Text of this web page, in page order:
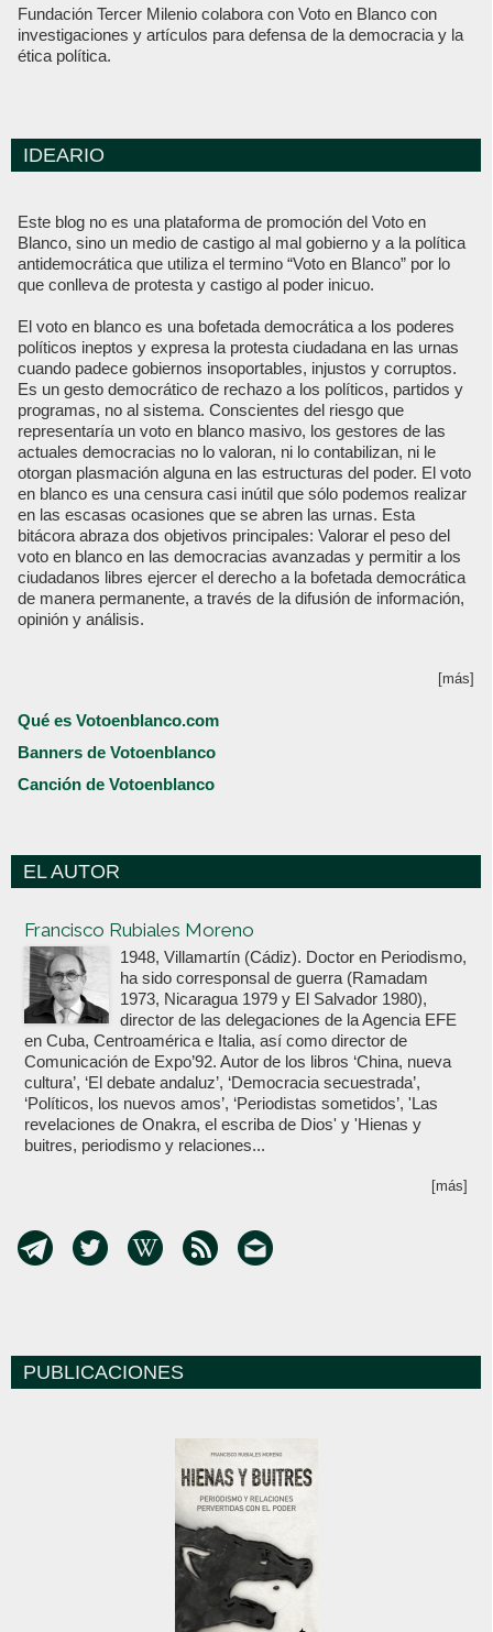
Fundación Tercer Milenio colabora con Voto en Blanco con
investigaciones y artículos para defensa de la democracia y la
ética política.
IDEARIO
Este blog no es una plataforma de promoción del Voto en
Blanco, sino un medio de castigo al mal gobierno y a la política
antidemocrática que utiliza el termino “Voto en Blanco” por lo
que conlleva de protesta y castigo al poder inicuo.
El voto en blanco es una bofetada democrática a los poderes
políticos ineptos y expresa la protesta ciudadana en las urnas
cuando padece gobiernos insoportables, injustos y corruptos.
Es un gesto democrático de rechazo a los políticos, partidos y
programas, no al sistema. Conscientes del riesgo que
representaría un voto en blanco masivo, los gestores de las
actuales democracias no lo valoran, ni lo contabilizan, ni le
otorgan plasmación alguna en las estructuras del poder. El voto
en blanco es una censura casi inútil que sólo podemos realizar
en las escasas ocasiones que se abren las urnas. Esta
bitácora abraza dos objetivos principales: Valorar el peso del
voto en blanco en las democracias avanzadas y permitir a los
ciudadanos libres ejercer el derecho a la bofetada democrática
de manera permanente, a través de la difusión de información,
opinión y análisis.
[más]
Qué es Votoenblanco.com
Banners de Votoenblanco
Canción de Votoenblanco
EL AUTOR
Francisco Rubiales Moreno
1948, Villamartín (Cádiz). Doctor en Periodismo,
ha sido corresponsal de guerra (Ramadam
1973, Nicaragua 1979 y El Salvador 1980),
director de las delegaciones de la Agencia EFE
en Cuba, Centroamérica e Italia, así como director de
Comunicación de Expo’92. Autor de los libros ‘China, nueva
cultura’, ‘El debate andaluz’, ‘Democracia secuestrada’,
‘Políticos, los nuevos amos’, ‘Periodistas sometidos’, 'Las
revelaciones de Onakra, el escriba de Dios' y 'Hienas y
buitres, periodismo y relaciones...
[más]
PUBLICACIONES